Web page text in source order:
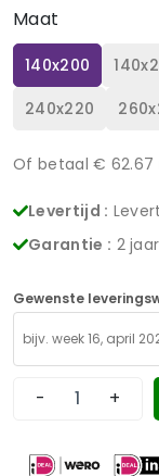
Maat
140x200
240x220
Of betaal € 62.67
Levertijd :
Garantie : 2 jaar
Gewenste
- +